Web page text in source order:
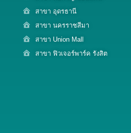
สาขา อุดรธานี
สาขา นครราชสีมา
สาขา Union Mall
สาขา ฟิวเจอร์พาร์ค รังสิต